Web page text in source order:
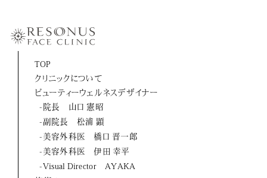
-山口 憲昭
-橋口 晋一郎
-伊田 幸平
-AYAKA
よくあるご質問
TOP
クリニックについて
ビューティーウェルネスデザイナー
-院長 山口 憲昭
-副院長 松浦 顕
-美容外科医 橋口 晋一郎
-美容外科医 伊田 幸平
-Visual Director AYAKA